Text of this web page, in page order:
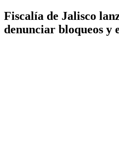
Fiscalía de Jalisco
denunciar bloqueos y